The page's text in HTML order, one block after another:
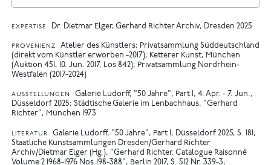
EXPERTISE Dr. Dietmar Elger, Gerhard Richter Archiv, Dresden 2025
PROVENIENZ
Atelier des Künstlers; Privatsammlung Süddeutschland
(direkt vom Künstler erworben -2017); Ketterer Kunst, München
(Auktion 451, 10. Jun. 2017, Los 842); Privatsammlung Nordrhein-
Westfalen (2017-2024)
AUSSTELLUNGEN
Galerie Ludorff, "50 Jahre", Part I, 4. Apr. - 7. Jun.,
Düsseldorf 2025
Städtische Galerie im Lenbachhaus, "Gerhard
Richter", München 1973
LITERATUR
Galerie Ludorff, "50 Jahre", Part I, Düsseldorf 2025, S. 181
Staatliche Kunstsammlungen Dresden/Gerhard Richter
Archiv/Dietmar Elger (Hg.), "Gerhard Richter. Catalogue Raisonné
Volume 2 1968-1976 Nos.198-388", Berlin 2017, S. 512 Nr. 339-3